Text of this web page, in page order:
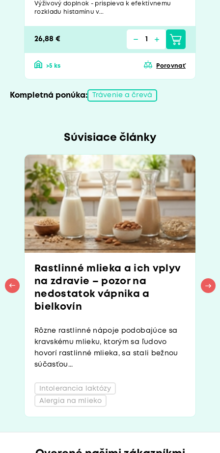
Výživový doplnok - prispieva k efektívnemu
rozkladu histamínu v...
26,88 €
>5 ks Porovnať
Kompletná ponúka: Trávenie a črevá
Súvisiace články
Rastlinné mlieka a ich vplyv
na zdravie – pozor na
nedostatok vápnika a
bielkovín
Rôzne rastlinné nápoje podobajúce sa
kravskému mlieku, ktorým sa ľudovo
hovorí rastlinné mlieka, sa stali bežnou
súčasťou...
Alergia na mlieko
Intolerancia laktózy